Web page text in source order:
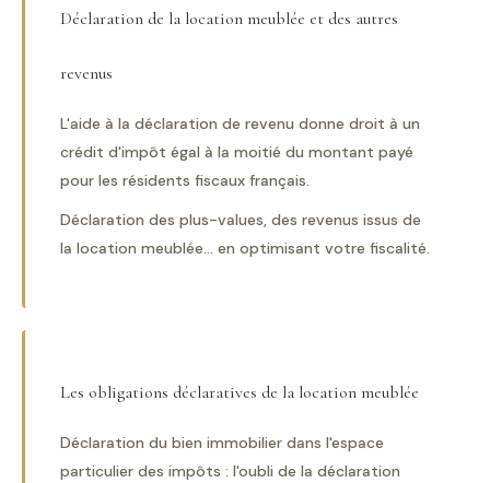
Déclaration de la location meublée et des autres
revenus
L'aide à la déclaration de revenu donne droit à un
crédit d'impôt égal à la moitié du montant payé
pour les résidents fiscaux français.
Déclaration des plus-values, des revenus issus de
la location meublée... en optimisant votre fiscalité.
Les obligations déclaratives de la location meublée
Déclaration du bien immobilier dans l'espace
particulier des impôts : l'oubli de la déclaration